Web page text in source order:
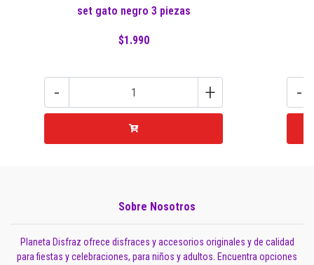
set gato negro 3 piezas
$1.990
- + -
Sobre Nosotros
Planeta Disfraz ofrece disfraces y accesorios originales y de calidad
para fiestas y celebraciones, para niños y adultos. Encuentra opciones